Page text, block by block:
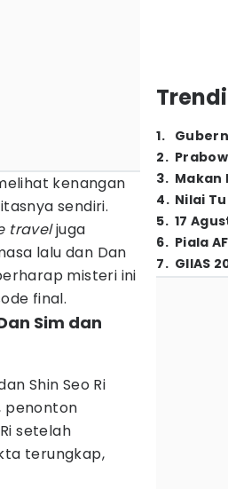
kenangan
sendiri.
traveljuga
lalu dan Dan
misteri ini
final.
Sim dan
Shin Seo Ri
penonton
setelah
terungkap,
1.
2.
3. Makan
4. Nilai
5. 17
6. Piala
7. GIIAS